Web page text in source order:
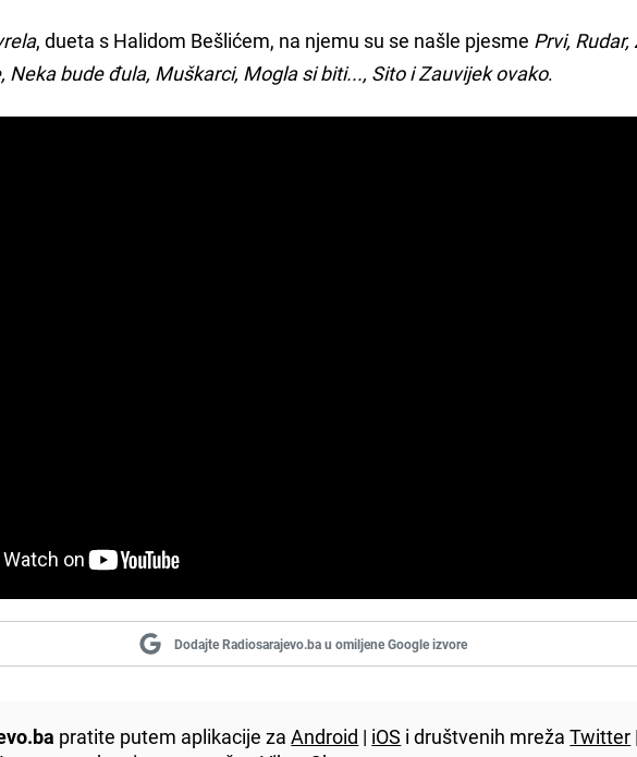
, dueta s Halidom Bešlićem, na njemu su se našle pjesme Prvi,
Neka bude đula, Muškarci, Mogla si biti..., Sito i Zauvijek ovako.
Dodajte Radiosarajevo.ba u omiljene Google izvore
pratite putem aplikacije zaAndroid | iOS i društvenih mrežaTwitter |